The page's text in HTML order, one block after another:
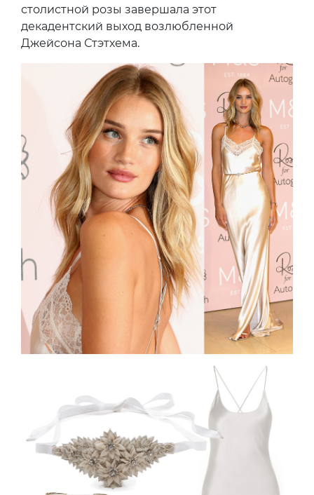
столистной розы завершала этот
декадентский выход возлюбленной
Джейсона Стэтхема.